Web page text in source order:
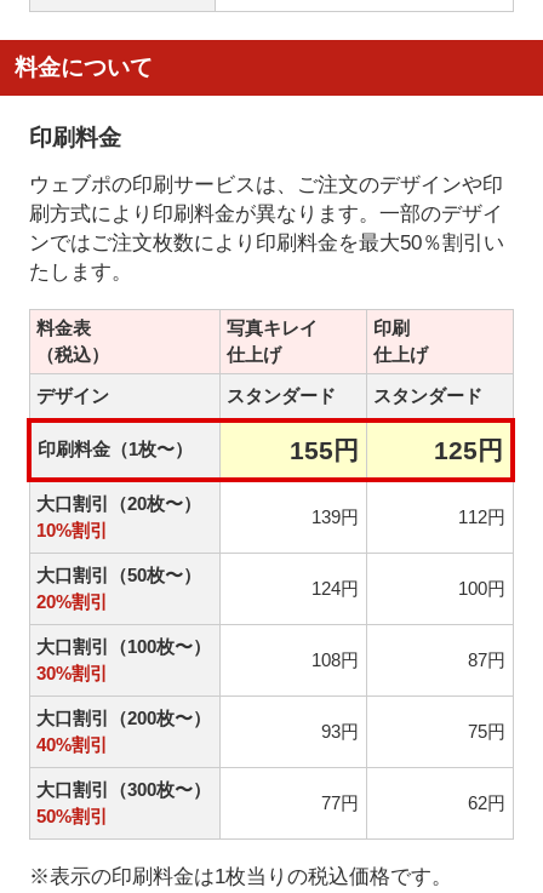
料金について
印刷料金
ウェブポの印刷サービスは、ご注文のデザインや印
刷方式により印刷料金が異なります。一部のデザイ
ンではご注文枚数により印刷料金を最大50％割引い
たします。
料金表
（税込）
写真キレイ
仕上げ
印刷
仕上げ
デザイン
スタンダード スタンダード
印刷料金（1枚〜） 155円 125円
大口割引（20枚〜）
10%割引
139円 112円
大口割引（50枚〜）
20%割引
124円 100円
大口割引（100枚〜）
30%割引
108円 87円
大口割引（200枚〜）
40%割引
93円 75円
大口割引（300枚〜）
50%割引
77円 62円
※表示の印刷料金は1枚当りの税込価格です。